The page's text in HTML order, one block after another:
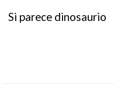
Si parece dinosaurio